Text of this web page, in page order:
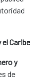
Caribe
y
de